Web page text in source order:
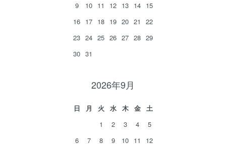
9
10 11 12 13 14 15
16 17 18 19 20 21
22
23 24 25 26 27 28 29
30 31
2026年9月
日 月 火 水 木 金
土
1
2 3 4
5
6
7 8 9 10 11
12